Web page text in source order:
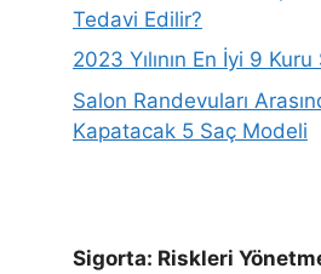
Tedavi Edilir?
2023 Yılının En İyi 9 Kuru
Salon Randevuları
Kapatacak 5 Saç Modeli
Sigorta: Riskleri